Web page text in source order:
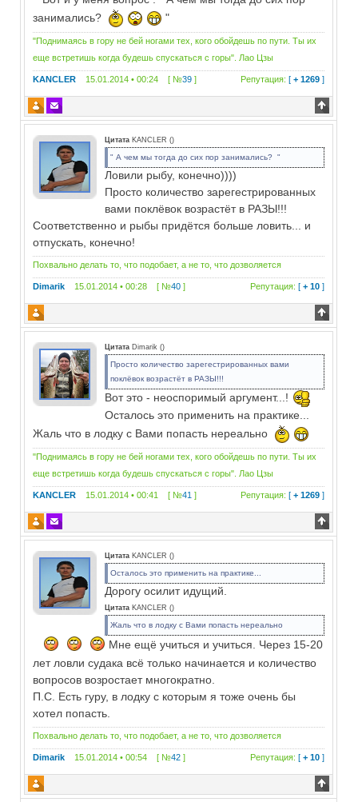
занимались?
"
"Поднимаясь в гору не бей ногами тех, кого обойдешь по пути. Ты их
еще встретишь когда будешь спускаться с горы". Лао Цзы
KANCLER 15.01.2014 • 00:24 [ №39 ] Репутация: [+ 1269 ]
Цитата KANCLER ()
" А чем мы тогда до сих пор занимались? "
Ловили рыбу, конечно))))
Просто количество зарегестрированных
вами поклёвок возрастёт в РАЗЫ!!!
Соответственно и рыбы придётся больше ловить... и
отпускать, конечно!
Похвально делать то, что подобает, а не то, что дозволяется
Dimarik 15.01.2014 • 00:28 [ №40 ] Репутация: [+ 10 ]
Цитата Dimarik ()
Просто количество зарегестрированных вами
поклёвок возрастёт в РАЗЫ!!!
Вот это - неоспоримый аргумент...!
Осталось это применить на практике...
Жаль что в лодку с Вами попасть нереально
"Поднимаясь в гору не бей ногами тех, кого обойдешь по пути. Ты их
еще встретишь когда будешь спускаться с горы". Лао Цзы
KANCLER 15.01.2014 • 00:41 [ №41 ] Репутация: [+ 1269 ]
Цитата KANCLER ()
Осталось это применить на практике...
Дорогу осилит идущий.
Цитата KANCLER ()
Жаль что в лодку с Вами попасть нереально
Мне ещё учиться и учиться. Через 15-20
лет ловли судака всё только начинается и количество
вопросов возростает многократно.
П.С. Есть гуру, в лодку с которым я тоже очень бы
хотел попасть.
Похвально делать то, что подобает, а не то, что дозволяется
Dimarik 15.01.2014 • 00:54 [ №42 ] Репутация: [+ 10 ]